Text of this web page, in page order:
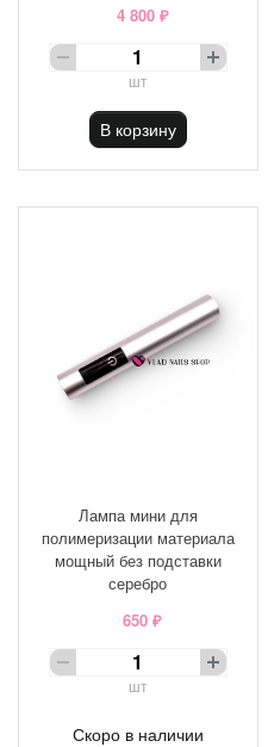
4 800 ₽
шт
В корзину
Лампа мини для
полимеризации материала
мощный без подставки
серебро
650 ₽
шт
Скоро в наличии